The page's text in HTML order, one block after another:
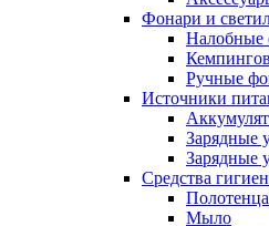
Фонари и
Налобные
Ручные
Источники
Зарядные
Зарядные
Средства
Полотенца
Мыло